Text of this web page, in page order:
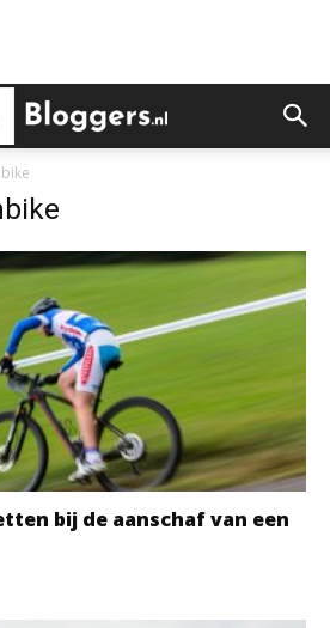
bij de aanschaf van een